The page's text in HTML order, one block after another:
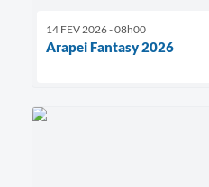
14 FEV 2026 - 08h00
Arapei Fantasy 2026